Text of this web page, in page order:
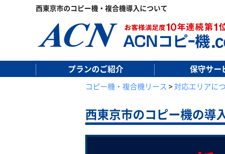
西東京市のコピー機・複合機導入について
プランのご紹介 保守サー
コピー機・複合機リース >対応エリアに
西東京市のコピー機の導